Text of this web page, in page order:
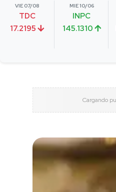
VIE 07/08
TDC
17.2195
MIE 10/06
INPC
145.1310